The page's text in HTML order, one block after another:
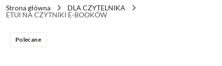
Strona główna
DLA CZYTELNIKA
ETUI NA CZYTNIKI E-BOOKÓW
Polecane